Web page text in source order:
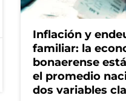
Inflación y
familiar: la
bonaerense
el promedio
dos variables